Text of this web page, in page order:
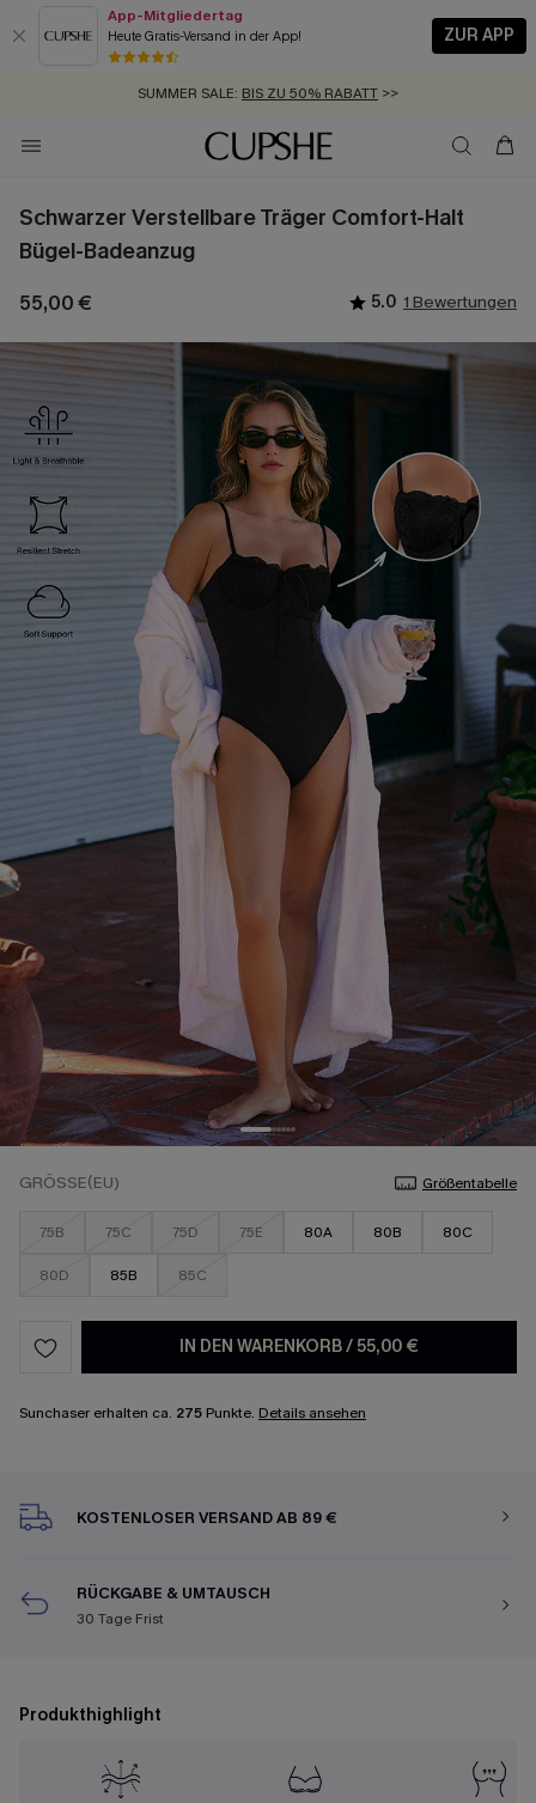
App-Mitgliedertag
Heute Gratis-Versand in der App! ZUR APP
GRATIS MASSBAND MIT JEDEM SCHNELLVERSAND-ARTIKEL >>
SUMMER SALE: BIS ZU 50% RABATT >>
ZUM NEWSLETTER:BIS ZU -20% EXTRA ERHALTEN
KOSTENLOSER VERSAND AB 89 €
Schwarzer Verstellbare Träger Comfort-Halt
Bügel-Badeanzug
55,00 € 5.0 1 Bewertungen
GRÖSSE(EU) Größentabelle
75B 75C 75D 75E 80A 80B 80C
80D 85B 85C
IN DEN WARENKORB/ 55,00 €
Sunchaser erhalten ca. 275 Punkte. Details ansehen
KOSTENLOSER VERSAND AB 89 €
RÜCKGABE & UMTAUSCH
30 Tage Frist
Produkthighlight